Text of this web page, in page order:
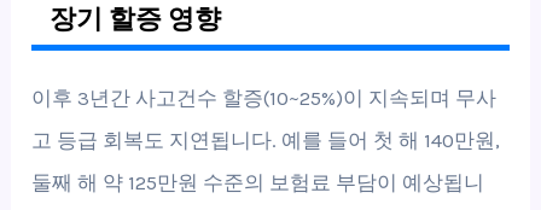
장기 할증 영향
이후 3년간 사고건수 할증(10~25%)이 지속되며 무사
고 등급 회복도 지연됩니다. 예를 들어 첫 해 140만원,
둘째 해 약 125만원 수준의 보험료 부담이 예상됩니